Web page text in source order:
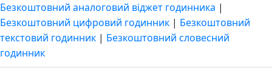
Безкоштовний аналоговий віджет годинника |
Безкоштовний цифровий годинник | Безкоштовний
текстовий годинник | Безкоштовний словесний
годинник